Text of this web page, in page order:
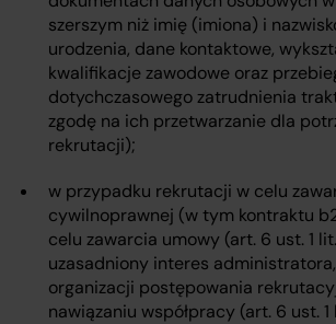
szerszym niż imię (imiona) i
urodzenia, dane kontaktowe,
kwalifikacje zawodowe oraz
dotychczasowego zatrudnienia
zgodę na ich przetwarzanie dla
rekrutacji);
w przypadku rekrutacji w celu
cywilnoprawnej (w tym kontraktu
celu zawarcia umowy (art. 6 ust. 1
uzasadniony interes
organizacji postępowania
nawiązaniu współpracy (art. 6 ust. 1